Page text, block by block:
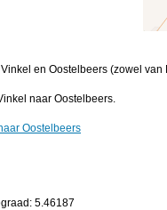
en Oostelbeers (zowel van
naar Oostelbeers.
Oostelbeers
5.46187